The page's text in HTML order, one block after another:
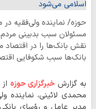
حوزه/ نماینده ولی‌فقیه در
مسئولان سبب بدبینی
نقش بانک‌ها را در
بانک‌ها سبب شکوفایی
به گزارش خبرگزاری حوزه
محمدی لائینی، نماینده